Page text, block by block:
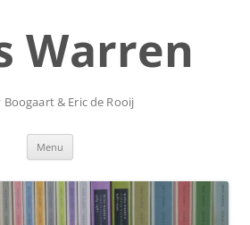
Warren
Boogaart & Eric de Rooij
Menu